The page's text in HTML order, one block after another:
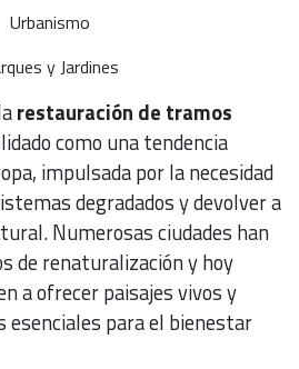
Urbanismo
y Jardines
restauración de tramos
como una tendencia
impulsada por la necesidad
degradados y devolver a
Numerosas ciudades han
de renaturalización y hoy
a ofrecer paisajes vivos y
para el bienestar